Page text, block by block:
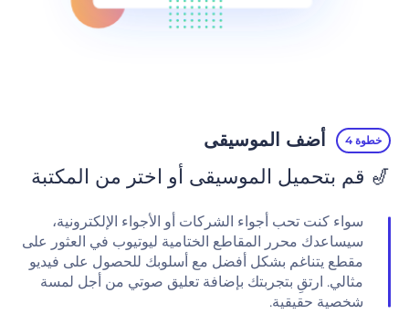
خطوة 4 أضف الموسيقى
🎷 قم بتحميل الموسيقى أو اختر من المكتبة
سواء كنت تحب أجواء الشركات أو الأجواء الإلكترونية،
سيساعدك محرر المقاطع الختامية ليوتيوب في العثور على
مقطع يتناغم بشكل أفضل مع أسلوبك للحصول على فيديو
مثالي. ارتقِ بتجربتك بإضافة تعليق صوتي من أجل لمسة
شخصية حقيقية.